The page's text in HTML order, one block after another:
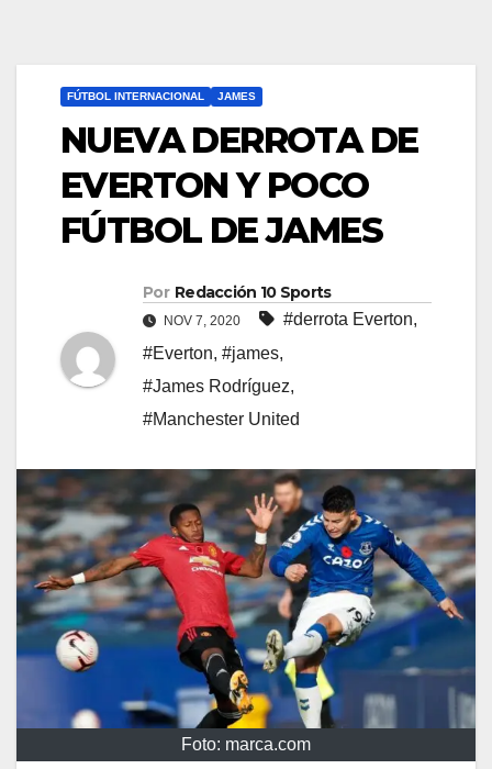
FÚTBOL INTERNACIONAL JAMES
NUEVA DERROTA DE
EVERTON Y POCO
FÚTBOL DE JAMES
Por Redacción 10 Sports
NOV 7, 2020 #derrota Everton,
#Everton, #james,
#James Rodríguez,
#Manchester United
Foto: marca.com